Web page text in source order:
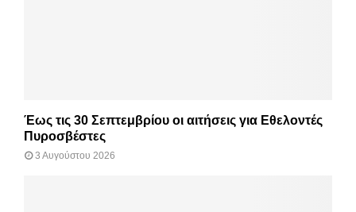
Έως τις 30 Σεπτεμβρίου οι αιτήσεις για Εθελοντές
Πυροσβέστες
3 Αυγούστου 2026